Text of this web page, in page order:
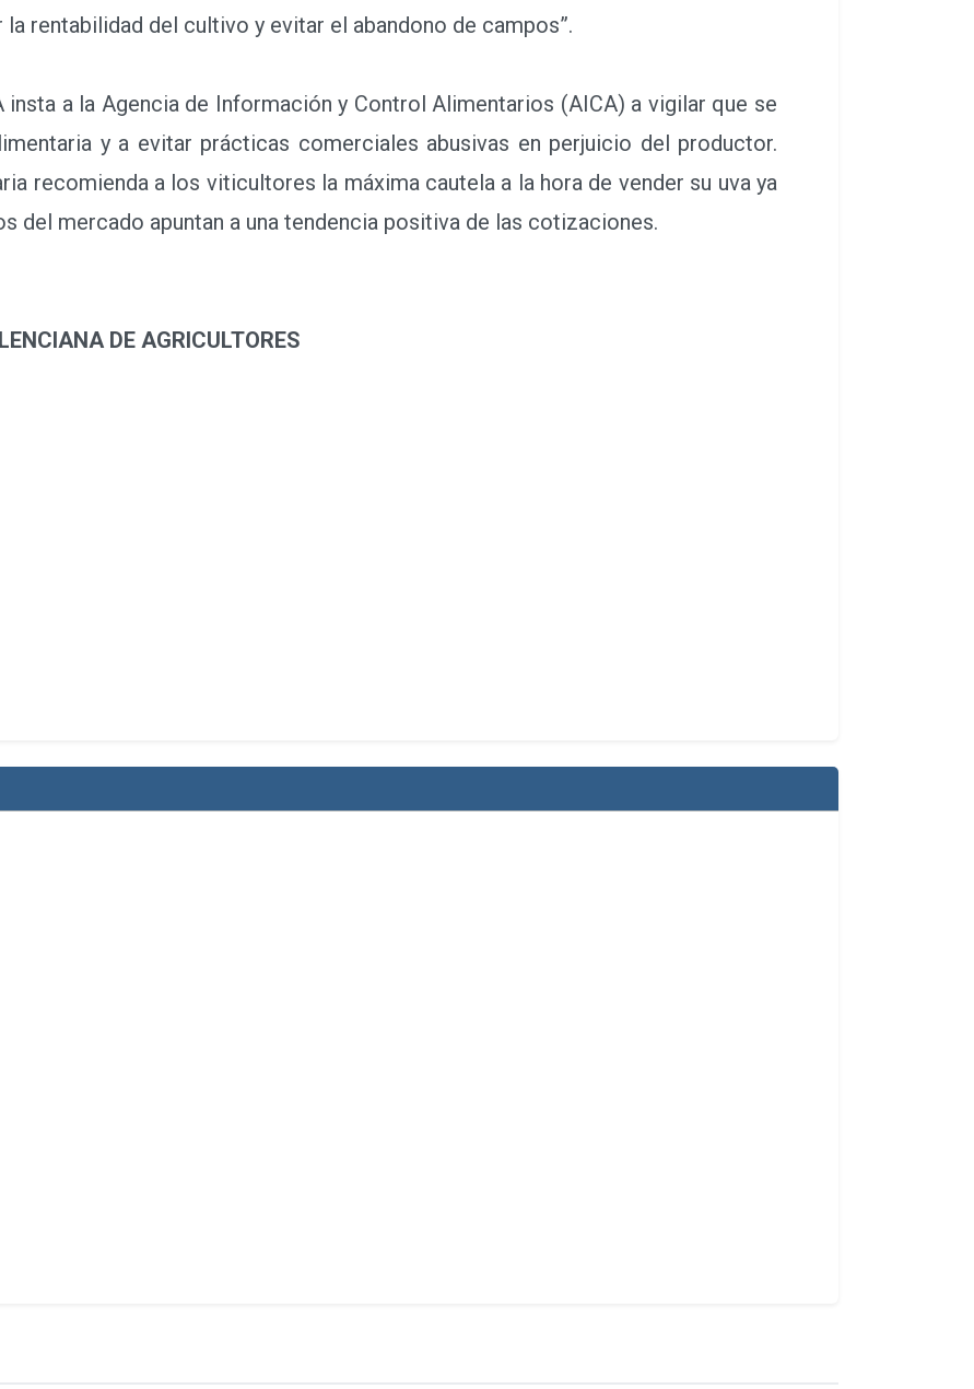
rentabilidad del cultivo y evitar el abandono de campos”.
a la Agencia de Información y Control Alimentarios (AICA) a vigilar que se
y a evitar prácticas comerciales abusivas en perjuicio del productor.
recomienda a los viticultores la máxima cautela a la hora de vender su uva ya
del mercado apuntan a una tendencia positiva de las cotizaciones.
DE AGRICULTORES